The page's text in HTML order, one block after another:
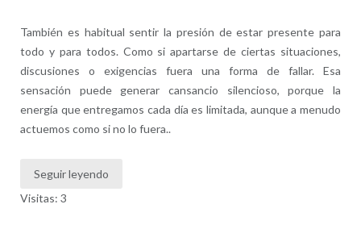
También es habitual sentir la presión de estar presente para
todo y para todos. Como si apartarse de ciertas situaciones,
discusiones o exigencias fuera una forma de fallar. Esa
sensación puede generar cansancio silencioso, porque la
energía que entregamos cada día es limitada, aunque a menudo
actuemos como si no lo fuera..
Seguir leyendo
Visitas: 3